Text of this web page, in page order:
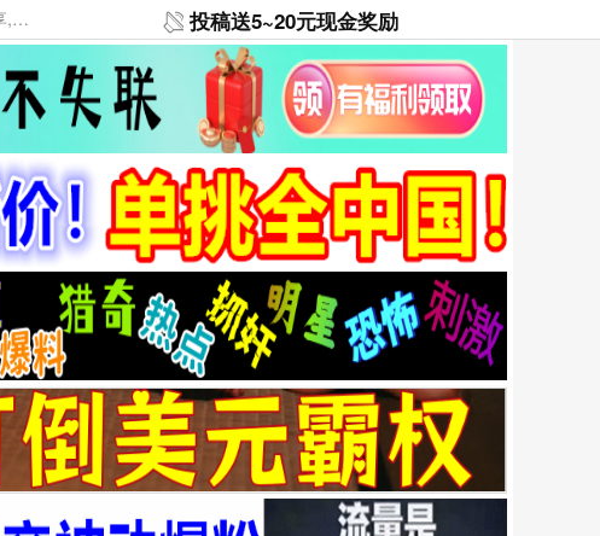
本网站提供资源工具下载，大老表资源工具，大表哥资源网软件工具，大老表资源下载，活动线报福利资源分享,活动线报，大型网游经典游戏，网络热门技术游戏辅助交流与分享。 投稿送5~20元现金奖励